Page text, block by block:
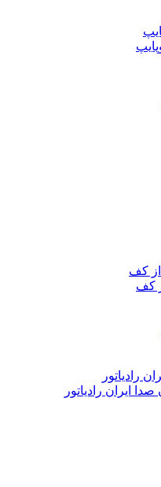
کف
کف
رادیاتور
ایران رادیاتور